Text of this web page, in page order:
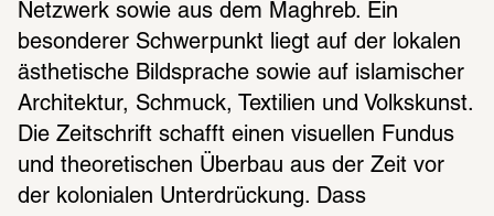
Netzwerk sowie aus dem Maghreb. Ein
besonderer Schwerpunkt liegt auf der lokalen
ästhetische Bildsprache sowie auf islamischer
Architektur, Schmuck, Textilien und Volkskunst.
Die Zeitschrift schafft einen visuellen Fundus
und theoretischen Überbau aus der Zeit vor
der kolonialen Unterdrückung. Dass